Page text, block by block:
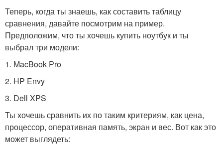
Теперь, когда ты знаешь, как составить таблицу
сравнения, давайте посмотрим на пример.
Предположим, что ты хочешь купить ноутбук и ты
выбрал три модели:
1. MacBook Pro
2. HP Envy
3. Dell XPS
Ты хочешь сравнить их по таким критериям, как цена,
процессор, оперативная память, экран и вес. Вот как это
может выглядеть: